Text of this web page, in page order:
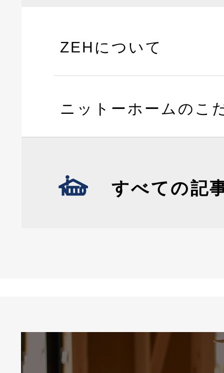
ZEHについて
ニットーホームのこ
すべての記